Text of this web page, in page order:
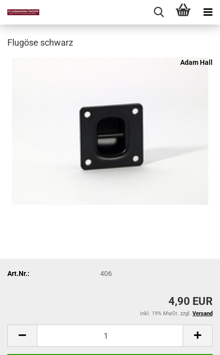
Flugöse schwarz
Adam Hall
Art.Nr.: 406
4,90 EUR
inkl. 19% MwSt. zzgl. Versand